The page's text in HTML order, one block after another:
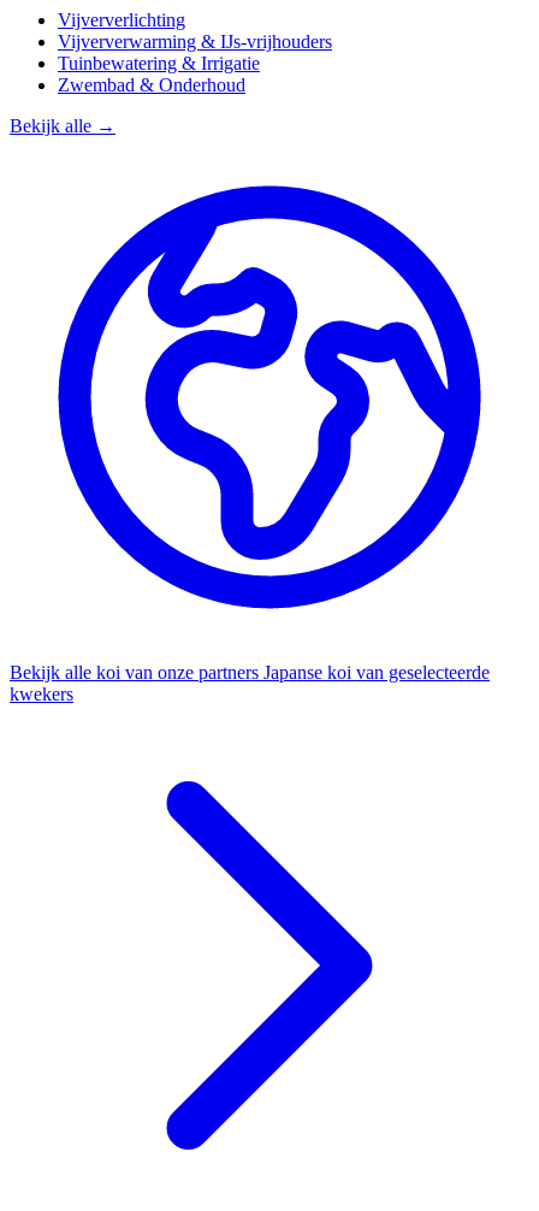
Vijververlichting
Vijververwarming & IJs-vrijhouders
Tuinbewatering & Irrigatie
Zwembad & Onderhoud
Bekijk alle →
Bekijk alle koi van onze partners Japanse koi van geselecteerde
kwekers